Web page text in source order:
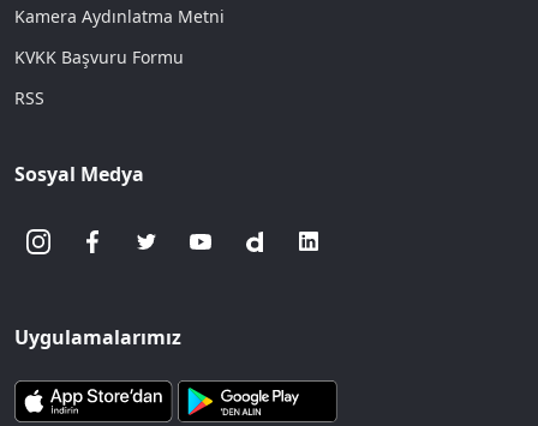
Kamera Aydınlatma Metni
KVKK Başvuru Formu
RSS
Sosyal Medya
Uygulamalarımız